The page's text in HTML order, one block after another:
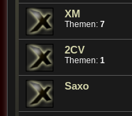
XM
Themen: 7
2CV
Themen: 1
Saxo